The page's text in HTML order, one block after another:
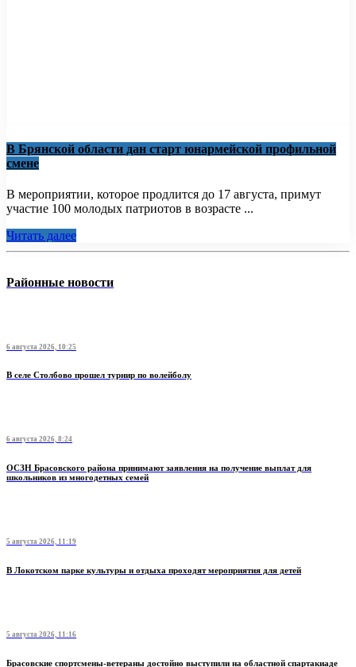
В Брянской области дан старт юнармейской профильной
смене
В мероприятии, которое продлится до 17 августа, примут
участие 100 молодых патриотов в возрасте ...
Читать далее
Районные новости
6 августа 2026, 10:25
В селе Столбово прошел турнир по волейболу
6 августа 2026, 8:24
ОСЗН Брасовского района принимают заявления на получение выплат для
школьников из многодетных семей
5 августа 2026, 11:19
В Локотском парке культуры и отдыха проходят мероприятия для детей
5 августа 2026, 11:16
Брасовские спортсмены-ветераны достойно выступили на областной спартакиаде